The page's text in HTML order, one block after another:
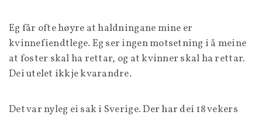
Eg får ofte høyre at haldningane mine er
kvinnefiendtlege. Eg ser ingen motsetning i å meine
at foster skal ha rettar, og at kvinner skal ha rettar.
Dei utelet ikkje kvarandre.
Det var nyleg ei sak i Sverige. Der har dei 18 vekers